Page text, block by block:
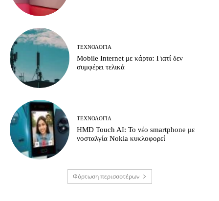
ΤΕΧΝΟΛΟΓΊΑ
Mobile Internet με κάρτα: Γιατί δεν
συμφέρει τελικά
ΤΕΧΝΟΛΟΓΊΑ
HMD Touch AI: Το νέο smartphone με
νοσταλγία Nokia κυκλοφορεί
Φόρτωση περισσοτέρων